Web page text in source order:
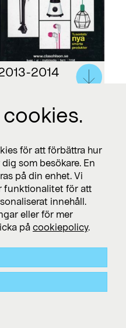
2014
2016
för att förbättra hur
som besökare. En
på din enhet. Vi
funktionalitet för att
innehåll.
eller för mer
på cookiepolicy.